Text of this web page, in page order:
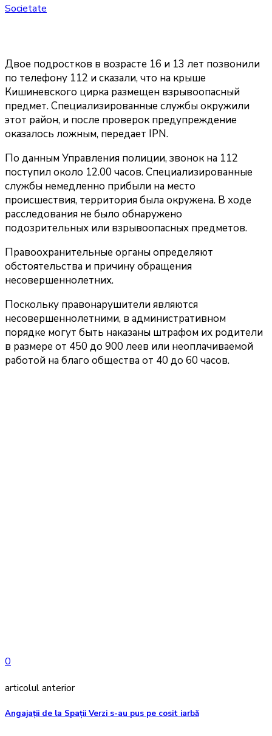
Societate
Двое подростков в возрасте 16 и 13 лет позвонили
по телефону 112 и сказали, что на крыше
Кишиневского цирка размещен взрывоопасный
предмет. Специализированные службы окружили
этот район, и после проверок предупреждение
оказалось ложным, передает IPN.
По данным Управления полиции, звонок на 112
поступил около 12.00 часов. Специализированные
службы немедленно прибыли на место
происшествия, территория была окружена. В ходе
расследования не было обнаружено
подозрительных или взрывоопасных предметов.
Правоохранительные органы определяют
обстоятельства и причину обращения
несовершеннолетних.
Поскольку правонарушители являются
несовершеннолетними, в административном
порядке могут быть наказаны штрафом их родители
в размере от 450 до 900 леев или неоплачиваемой
работой на благо общества от 40 до 60 часов.
0
articolul anterior
Angajații de la Spații Verzi s-au pus pe cosit iarbă